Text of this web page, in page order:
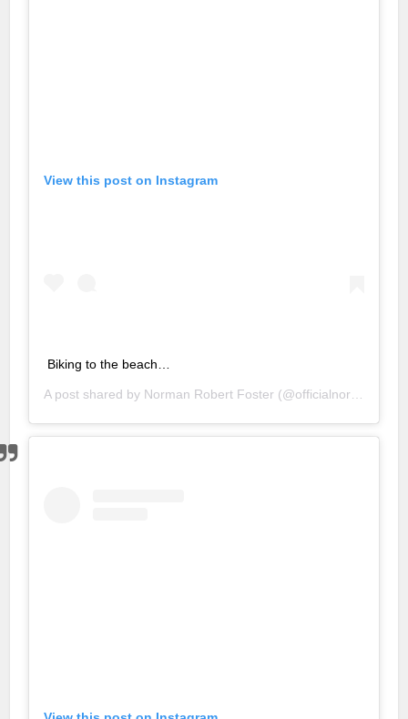
View this post on Instagram
Biking to the beach…
A post shared by Norman Robert Foster (@officialnormanfoster) on